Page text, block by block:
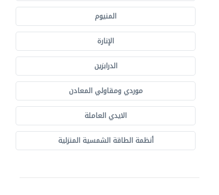
المنيوم
الإنارة
الدرابزين
موردي ومقاولي المعادن
الايدي العاملة
أنظمة الطاقة الشمسية المنزلية